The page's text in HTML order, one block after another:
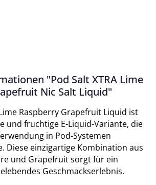
"Pod Salt XTRA Lime
Nic Salt Liquid"
Lime Raspberry Grapefruit Liquid ist
und fruchtige E-Liquid-Variante, die
in Pod-Systemen
Diese einzigartige Kombination aus
und Grapefruit sorgt für ein
Geschmackserlebnis.